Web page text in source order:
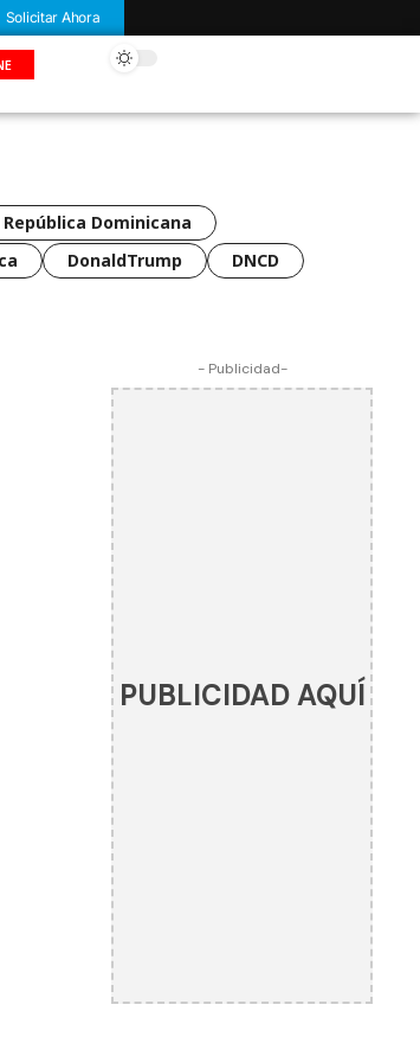
Solicitar Ahora
República Dominicana
DonaldTrump
DNCD
- Publicidad-
PUBLICIDAD AQUÍ